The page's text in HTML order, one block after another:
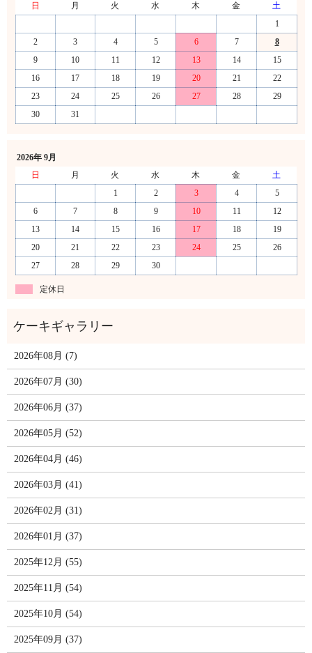
日
月 火 水 木 金
土
1
2
3 4 5 6 7
8
9
10 11 12 13 14
15
16
17 18 19 20 21
22
23
24 25 26 27 28
29
30
31
2026年 9月
日
月 火 水 木 金
土
1
2 3 4
5
6
7 8 9 10 11
12
13
14 15 16 17 18
19
20
21 22 23 24 25
26
27
28 29 30
定休日
2026年08月 (7)
2026年07月 (30)
2026年06月 (37)
2026年05月 (52)
2026年04月 (46)
2026年03月 (41)
2026年02月 (31)
2026年01月 (37)
2025年12月 (55)
2025年11月 (54)
2025年10月 (54)
2025年09月 (37)